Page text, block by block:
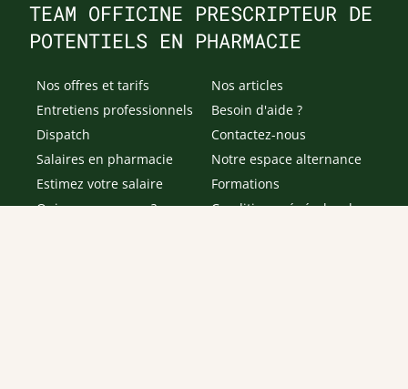
TEAM OFFICINE PRESCRIPTEUR DE
POTENTIELS EN PHARMACIE
Nos offres et tarifs
Entretiens professionnels
Dispatch
Salaires en pharmacie
Estimez votre salaire
Qui sommes-nous ?
Nos articles
Besoin d'aide ?
Contactez-nous
Notre espace alternance
Formations
Conditions générales de